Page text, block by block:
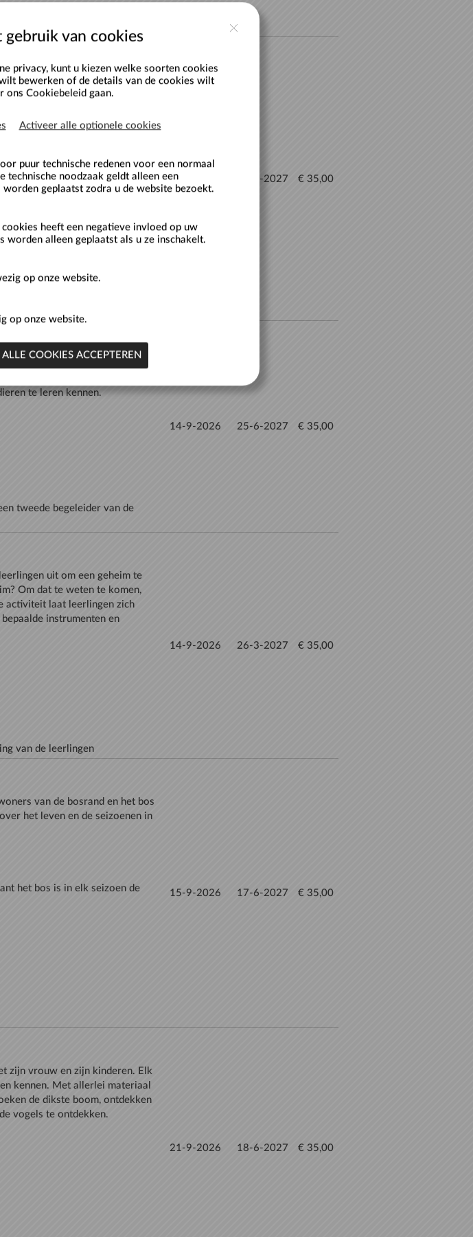
er een heleboel over. Zelfs
Willy en zijn familie nemen
voor aan enkele belangrijke
en worden per seizoen
14-9-2026 25-6-2027 € 35,00
waterwereld en de kwaliteit
Ze gaan aan de slag met
tweede begeleider van de
14-9-2026 25-6-2027 € 35,00
uit om een geheim te
Om dat te weten te komen,
activiteit laat leerlingen zich
instrumenten en
van de leerlingen
14-9-2026 26-3-2027 € 35,00
van de bosrand en het bos
het leven en de seizoenen in
het bos is in elk seizoen de
15-9-2026 17-6-2027 € 35,00
zijn vrouw en zijn kinderen. Elk
kennen. Met allerlei materiaal
de dikste boom, ontdekken
21-9-2026 18-6-2027 € 35,00
gebruik van cookies
privacy, kunt u kiezen welke soorten cookies
bewerken of de details van de cookies wilt
ons Cookiebeleid gaan.
Activeer alle optionele cookies
puur technische redenen voor een normaal
technische noodzaak geldt alleen een
geplaatst zodra u de website bezoekt.
heeft een negatieve invloed op uw
worden alleen geplaatst als u ze inschakelt.
op onze website.
op onze website.